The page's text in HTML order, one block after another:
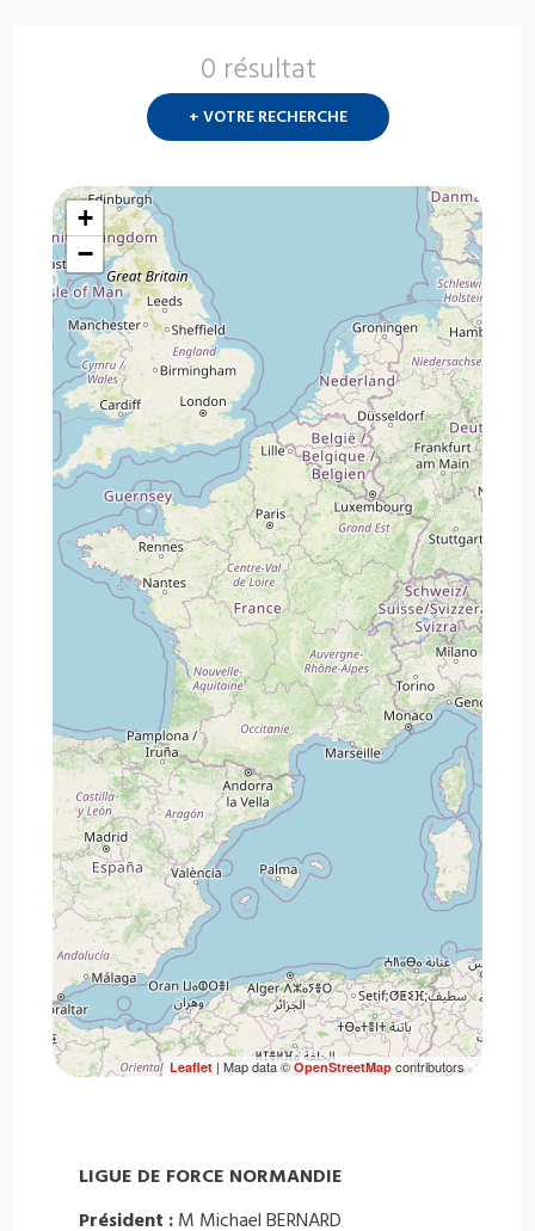
0 résultat
+ VOTRE RECHERCHE
+
−
Leaflet| Map data ©OpenStreetMapcontributors
LIGUE DE FORCE NORMANDIE
Président : M Michael BERNARD